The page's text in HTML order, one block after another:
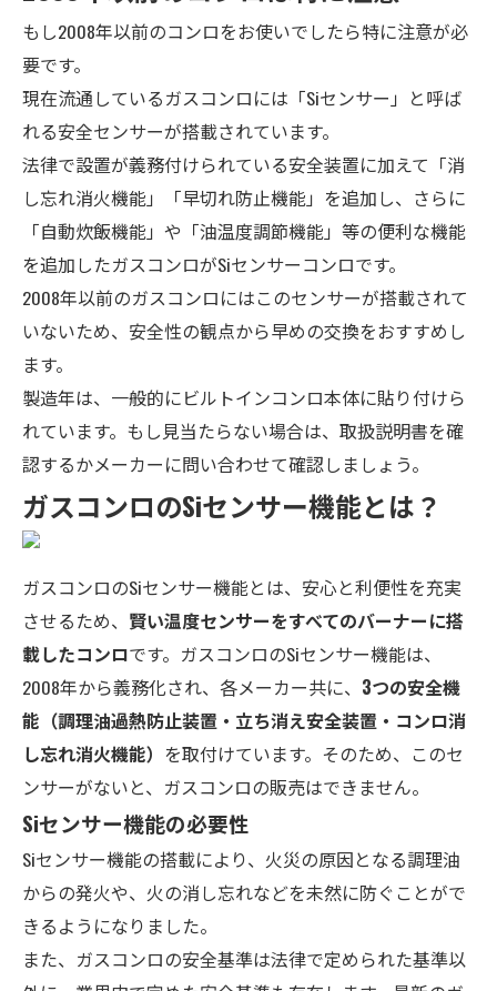
もし2008年以前のコンロをお使いでしたら特に注意が必
要です。
現在流通しているガスコンロには「Siセンサー」と呼ば
れる安全センサーが搭載されています。
法律で設置が義務付けられている安全装置に加えて「消
し忘れ消火機能」「早切れ防止機能」を追加し、さらに
「自動炊飯機能」や「油温度調節機能」等の便利な機能
を追加したガスコンロがSiセンサーコンロです。
2008年以前のガスコンロにはこのセンサーが搭載されて
いないため、安全性の観点から早めの交換をおすすめ し
ます。
製造年は、一般的にビルトインコンロ本体に貼り付けら
れています。もし見当たらない場合は、取扱説明書を確
認するかメーカーに問い合わせて確認しましょう。
ガスコンロのSiセンサー機能とは？
ガスコンロのSiセンサー機能とは、安心と利便性を充実
させるため、 賢い温度センサーをすべてのバーナーに搭
載したコンロです。ガスコンロのSiセンサー機能は、
2008年から義務化され、各メーカー共に、 3つの安全機
能（調理油過熱防止装置・立ち消え安全装置・コンロ消
し忘れ消火機能） を取付けています。そのため、このセ
ンサーがないと、ガスコンロの販売はできません。
Siセンサー機能の必要性
Siセンサー機能の搭載により、火災の原因となる調理油
からの発火や、火の消し忘れなどを未然に防ぐことがで
きるようになりました。
また、ガスコンロの安全基準は法律で定められた基準以